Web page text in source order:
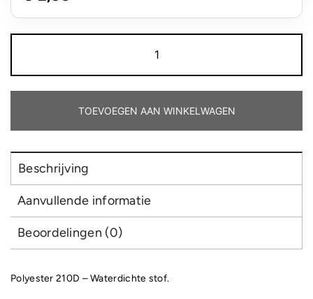
Budget
TOEVOEGEN AAN WINKELWAGEN
Beschrijving
Aanvullende informatie
Beoordelingen (0)
Polyester 210D – Waterdichte stof.